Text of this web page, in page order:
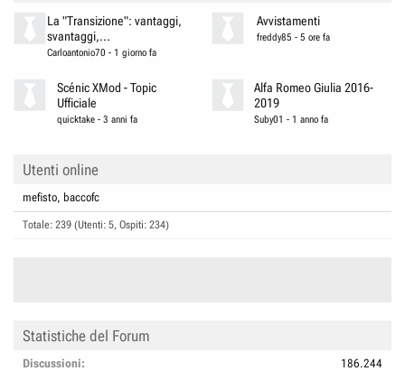
La "Transizione": vantaggi,
svantaggi,...
Carloantonio70 - 1 giorno fa
Avvistamenti
freddy85 - 5 ore fa
Scénic XMod - Topic
Ufficiale
quicktake -3 anni fa
Alfa Romeo Giulia 2016-
2019
Suby01 - 1 anno fa
Utenti online
mefisto baccofc
Totale: 239 (Utenti: 5, Ospiti: 234)
Statistiche del Forum
Discussioni
186.244